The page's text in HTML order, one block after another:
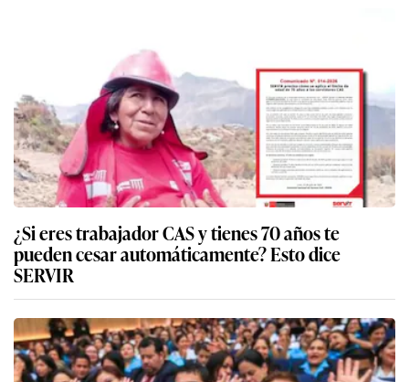
¿Si eres trabajador CAS y tienes 70 años te
pueden cesar automáticamente? Esto dice
SERVIR